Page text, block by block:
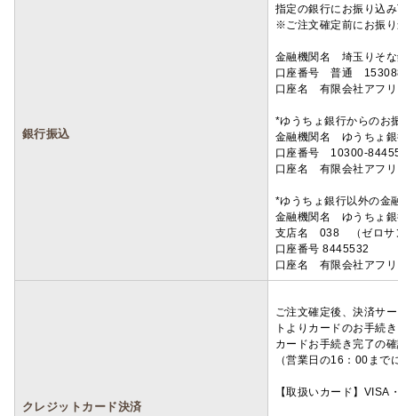
銀行振込
指定の銀行にお振り込
※ご注文確定前にお振
金融機関名 埼玉りそ
口座番号 普通
口座名 有限会社アフ
*ゆうちょ銀行からのお
金融機関名 ゆうちょ
口座番号 10300-
口座名 有限会社アフ
*ゆうちょ銀行以外の金
金融機関名 ゆうちょ
支店名 038 （ゼロサ
口座番号 8445532
口座名 有限会社アフ
クレジットカード決済
ご注文確定後、決済サ
トよりカードのお手続
カードお手続き完了の
（営業日の16：00ま
【取扱いカード】